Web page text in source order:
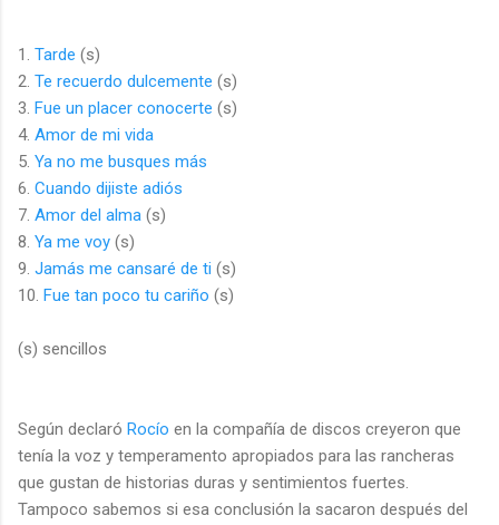
1. Tarde (s)
2. Te recuerdo dulcemente (s)
3. Fue un placer conocerte (s)
4. Amor de mi vida
5. Ya no me busques más
6. Cuando dijiste adiós
7. Amor del alma (s)
8. Ya me voy (s)
9. Jamás me cansaré de ti (s)
10. Fue tan poco tu cariño (s)
(s) sencillos
Según declaró Rocío en la compañía de discos creyeron que
tenía la voz y temperamento apropiados para las rancheras
que gustan de historias duras y sentimientos fuertes.
Tampoco sabemos si esa conclusión la sacaron después del